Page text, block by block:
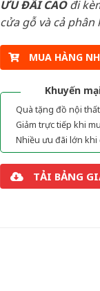
ƯU ĐÃI CAOđi
cửa gỗ và cả phân
MUA HÀNG
Khuyến
Quà tặng đồ nội
Giảm trực tiếp khi
Nhiều ưu đãi lớn
TẢI BẢNG